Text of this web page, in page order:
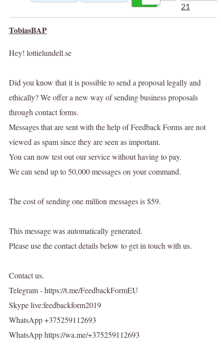
21
TobiasBAP
Hey! lottielundell.se
Did you know that it is possible to send a proposal legally and
ethically? We offer a new way of sending business proposals
through contact forms.
Messages that are sent with the help of Feedback Forms are not
viewed as spam since they are seen as important.
You can now test out our service without having to pay.
We can send up to 50,000 messages on your command.
The cost of sending one million messages is $59.
This message was automatically generated.
Please use the contact details below to get in touch with us.
Contact us.
Telegram - https://t.me/FeedbackFormEU
Skype live:feedbackform2019
WhatsApp +375259112693
WhatsApp https://wa.me/+375259112693